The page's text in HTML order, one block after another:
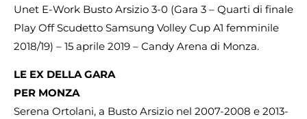
Unet E-Work Busto Arsizio 3-0 (Gara 3 – Quarti di finale
Play Off Scudetto Samsung Volley Cup A1 femminile
2018/19) – 15 aprile 2019 – Candy Arena di Monza.
LE EX DELLA GARA
PER MONZA
Serena Ortolani, a Busto Arsizio nel 2007-2008 e 2013-